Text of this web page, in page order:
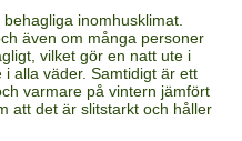
inomhusklimat.
även om många personer
vilket gör en natt ute i
alla väder. Samtidigt är ett
varmare på vintern jämfört
att det är slitstarkt och håller